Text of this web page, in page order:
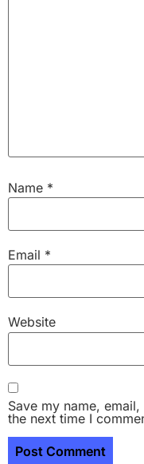
Name *
Email *
Website
Save my name,
the next time I